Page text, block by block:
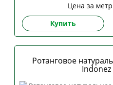
Цена за
Купить
Ротанговое